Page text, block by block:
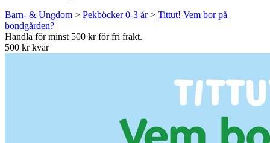
Barn- & Ungdom > Pekböcker 0-3 år> Tittut! Vem bor på
bondgården?
Handla för minst 500 kr för fri frakt.
500 kr kvar